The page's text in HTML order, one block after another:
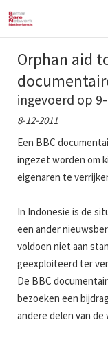
Welkom Over
Orphan aid
ingevoerd op
8-12-2011
Een BBC
ingezet worden om
eigenaren te
In Indonesie is de
een ander
voldoen niet aan
geexploiteerd ter
De BBC
bezoeken een
andere delen van de